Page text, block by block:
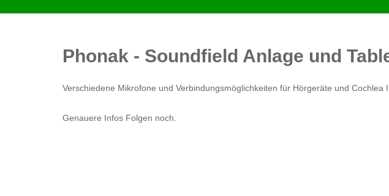
Phonak - Soundfield Anlage und
Verschiedene Mikrofone und Verbindungsmöglichkeiten für Hörgeräte und Cochlea
Genauere Infos Folgen noch.